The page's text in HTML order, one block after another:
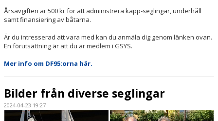
Årsavgiften är 500 kr för att administrera kapp-seglingar, underhåll
samt finansiering av båtarna.
Är du intresserad att vara med kan du anmäla dig genom länken ovan.
En förutsättning är att du är medlem i GSYS.
Mer info om DF95:orna här.
Bilder från diverse seglingar
2024-04-23 19:27